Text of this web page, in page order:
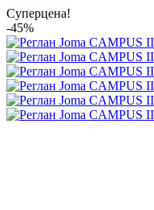
Суперцена!
-45%